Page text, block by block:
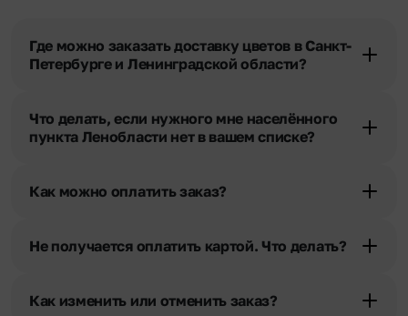
Где можно заказать доставку цветов в Санкт-
Петербурге и Ленинградской области?
Что делать, если нужного мне населённого
пункта Ленобласти нет в вашем списке?
Как можно оплатить заказ?
Наличными.
Банковскими картами Visa, MasterCard, МИР, СБП
ограничения), Qiwi Кошелек.
Не получается оплатить картой. Что делать?
Ваш вопрос.
Как изменить или отменить заказ?